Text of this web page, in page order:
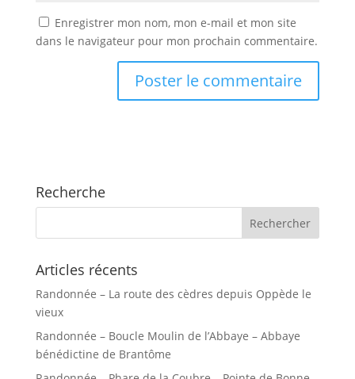
Enregistrer mon nom, mon e-mail et mon site
dans le navigateur pour mon prochain commentaire.
Recherche
Articles récents
Randonnée – La route des cèdres depuis Oppède le
vieux
Randonnée – Boucle Moulin de l’Abbaye – Abbaye
bénédictine de Brantôme